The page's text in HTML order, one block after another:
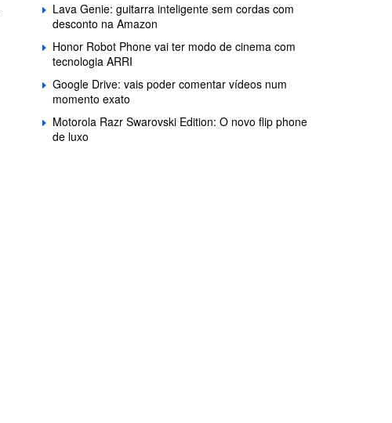
Lava Genie: guitarra inteligente sem cordas com
desconto na Amazon
Honor Robot Phone vai ter modo de cinema com
tecnologia ARRI
Google Drive: vais poder comentar vídeos num
momento exato
Motorola Razr Swarovski Edition: O novo flip phone
de luxo